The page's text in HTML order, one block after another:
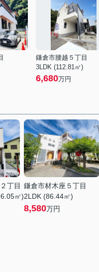
鎌倉市腰越５丁目
3LDK (112.81㎡)
6,680万円
丁目
㎡)
鎌倉市材木座５丁目
2LDK (86.44㎡)
8,580万円